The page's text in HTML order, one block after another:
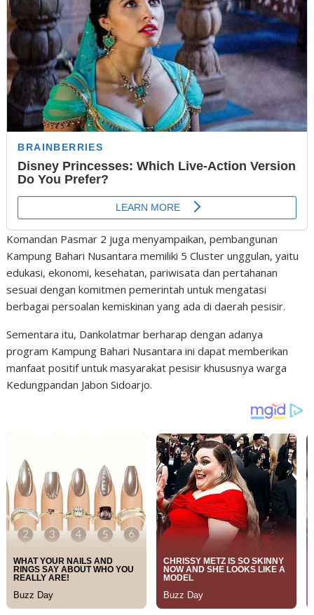
Komandan Pasmar 2 juga menyampaikan, pembangunan
Kampung Bahari Nusantara memiliki 5 Cluster unggulan, yaitu
edukasi, ekonomi, kesehatan, pariwisata dan pertahanan
sesuai dengan komitmen pemerintah untuk mengatasi
berbagai persoalan kemiskinan yang ada di daerah pesisir.
Sementara itu, Dankolatmar berharap dengan adanya
program Kampung Bahari Nusantara ini dapat memberikan
manfaat positif untuk masyarakat pesisir khususnya warga
Kedungpandan Jabon Sidoarjo.